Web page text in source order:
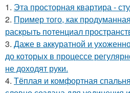
1. Эта просторная квартира -
2. Пример того, как
раскрыть потенциал
3. Даже в аккуратной и
до которых в процессе
не доходят руки.
4. Тёплая и комфортная